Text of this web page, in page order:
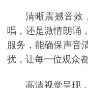
清晰震撼音效
唱，还是激情朗诵
服务，能确保声音
扰，让每一位观众
高清视觉呈现